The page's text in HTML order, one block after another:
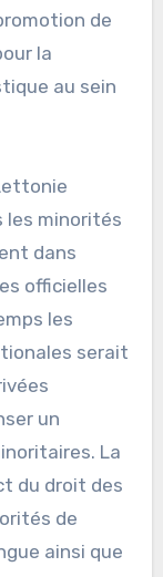
de
la
au sein
minorités
dans
officielles
les
serait
un
La
du droit des
de
ainsi que